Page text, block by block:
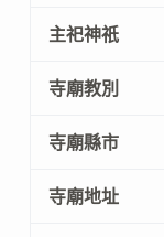
主祀神祇
寺廟教別
寺廟縣市
寺廟地址